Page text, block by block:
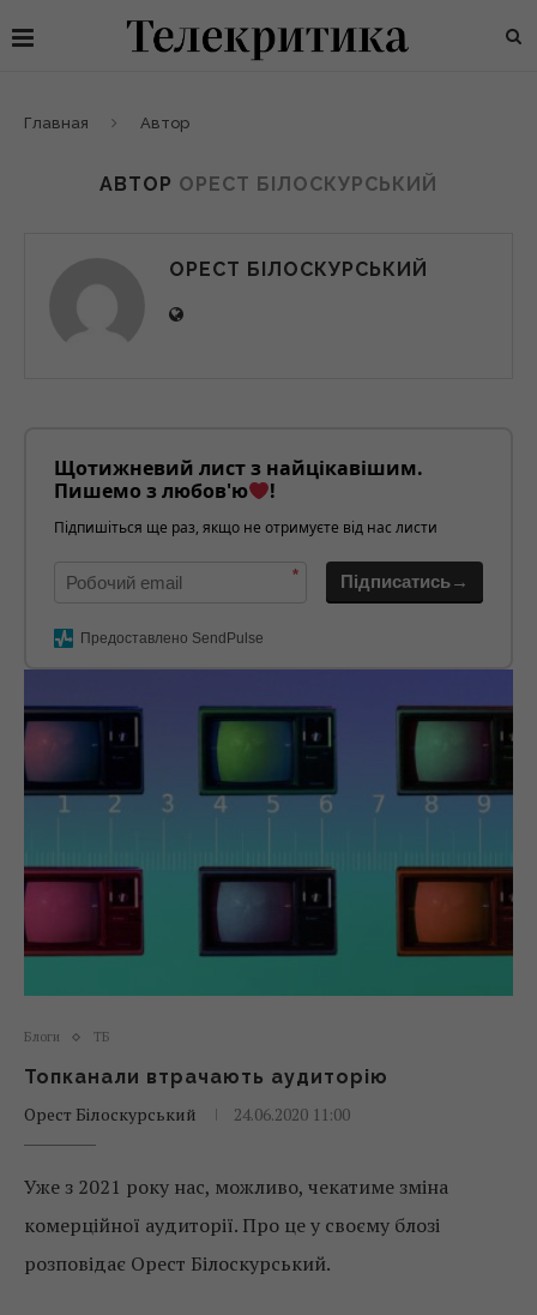
Главная Автор
АВТОР ОРЕСТ БІЛОСКУРСЬКИЙ
ОРЕСТ БІЛОСКУРСЬКИЙ
Щотижневий лист з найцікавішим.
Пишемо з любов'ю
!
Підпишіться ще раз, якщо не отримуєте від нас листи
* Підписатись→
Предоставлено SendPulse
Блоги ТБ
Топканали втрачають аудиторію
Орест Білоскурський
24.06.2020 11:00
Уже з 2021 року нас, можливо, чекатиме зміна
комерційної аудиторії. Про це у своєму блозі
розповідає Орест Білоскурський.